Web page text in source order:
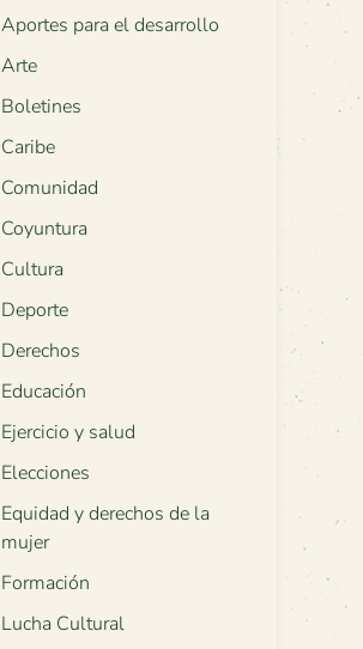
Aportes para el desarrollo
Arte
Boletines
Caribe
Comunidad
Coyuntura
Cultura
Deporte
Derechos
Educación
Ejercicio y salud
Elecciones
Equidad y derechos de la
mujer
Formación
Lucha Cultural